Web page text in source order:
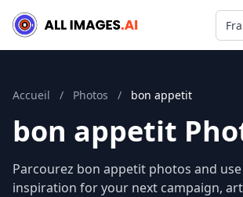
Accueil / Photos / bon appetit
bon appetit
Parcourez bon appetit photos and
inspiration for your next campaign,